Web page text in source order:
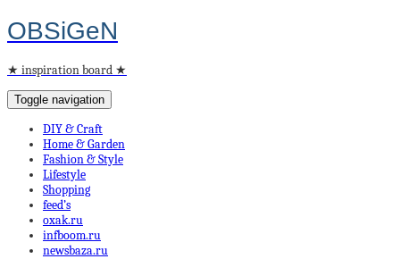
OBSiGeN
★ inspiration board ★
Toggle navigation
DIY & Craft
Home & Garden
Fashion & Style
Lifestyle
Shopping
feed’s
oxak.ru
infboom.ru
newsbaza.ru